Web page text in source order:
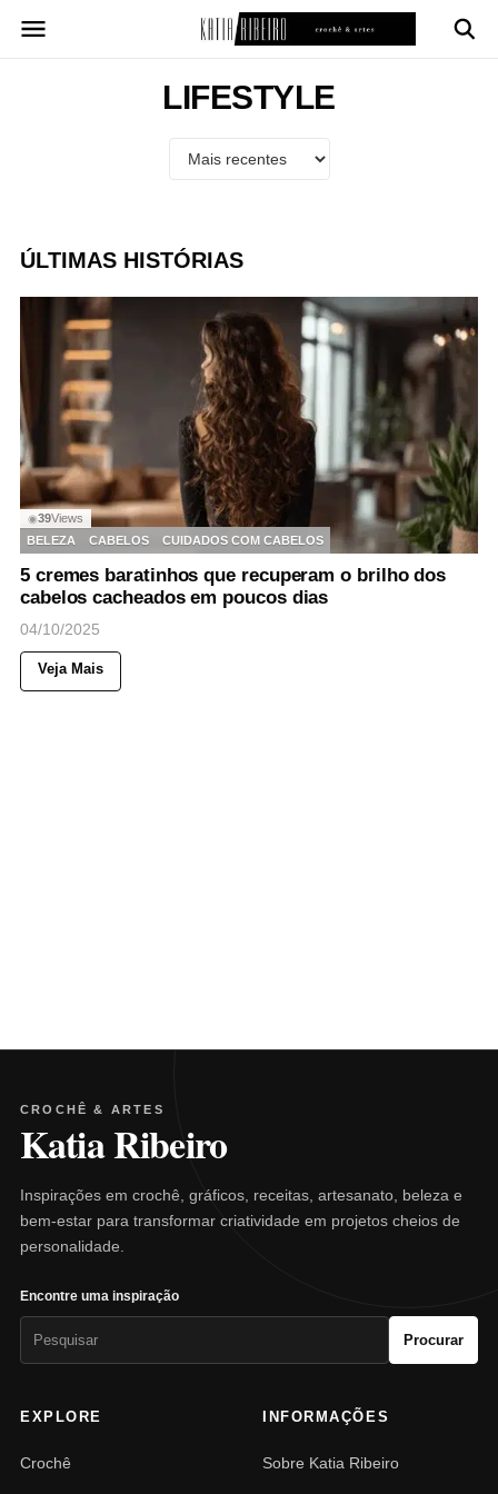
para
LIFESTYLE
ÚLTIMAS HISTÓRIAS
◉39Views
BELEZA
CABELOS CUIDADOS COM CABELOS
5 cremes baratinhos que recuperam o brilho dos
cabelos cacheados em poucos dias
04/10/2025
Veja Mais
CROCHÊ & ARTES
Katia Ribeiro
Inspirações em crochê, gráficos, receitas, artesanato, beleza e
bem-estar para transformar criatividade em projetos cheios de
personalidade.
Encontre uma inspiração
Procurar
EXPLORE
Crochê
INFORMAÇÕES
Sobre Katia Ribeiro